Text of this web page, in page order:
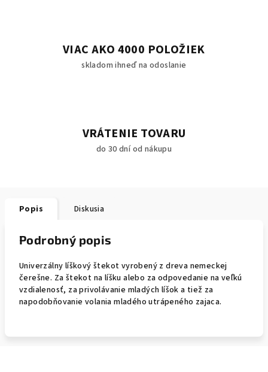
VIAC AKO 4000 POLOŽIEK
skladom ihneď na odoslanie
VRÁTENIE TOVARU
do 30 dní od nákupu
Popis Diskusia
Podrobný popis
Univerzálny líškový štekot vyrobený z dreva nemeckej
čerešne. Za štekot na líšku alebo za odpovedanie na veľkú
vzdialenosť, za privolávanie mladých líšok a tiež za
napodobňovanie volania mladého utrápeného zajaca.